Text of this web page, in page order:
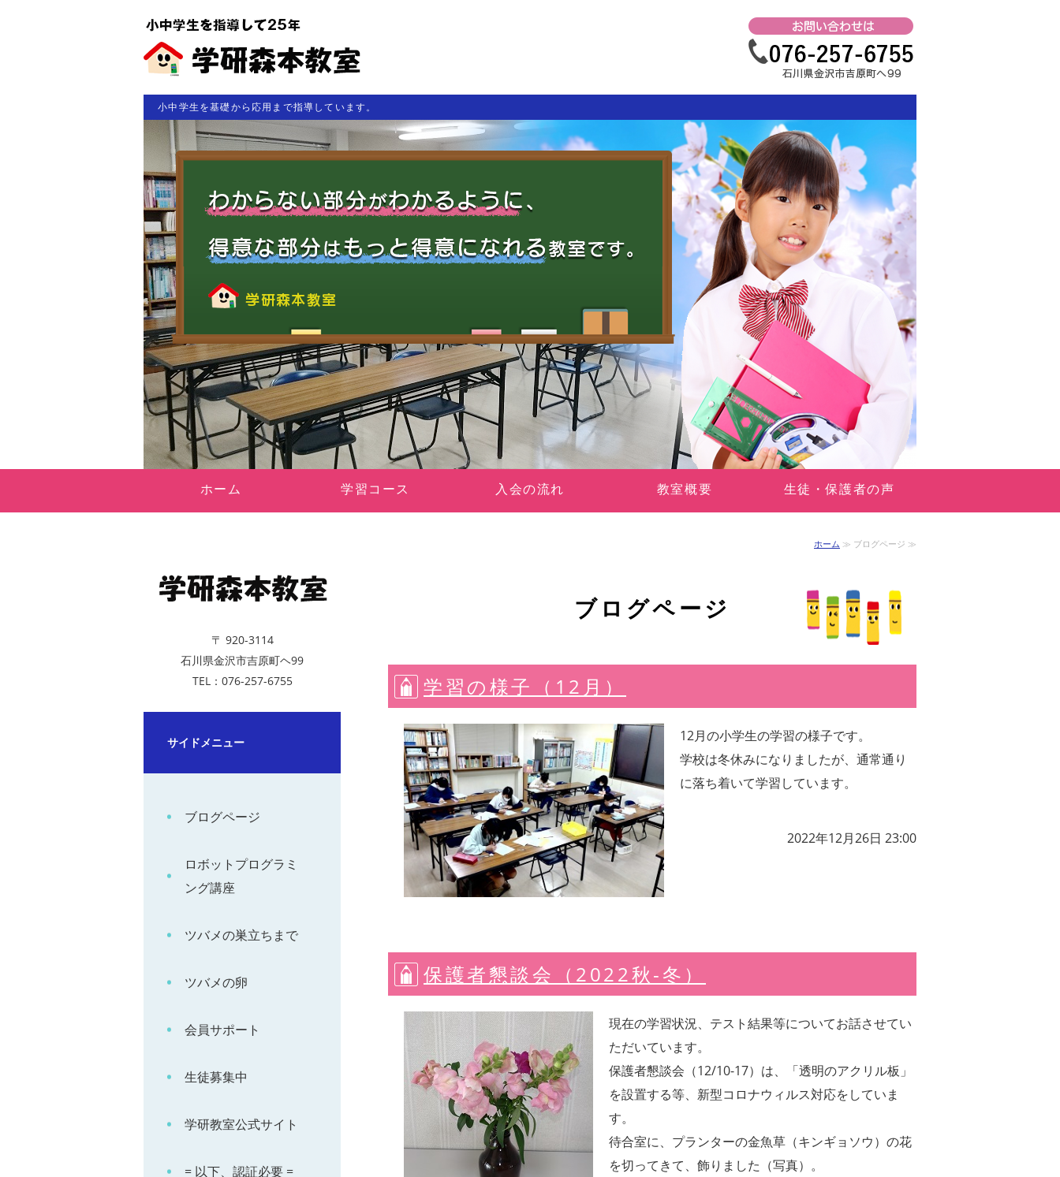
学研森本教室｜金沢市
小中学生を基礎から応用まで指導しています。
ホーム 学習コース 入会の流れ 教室概要 生徒・保護者の声
ホーム ≫ ブログページ ≫
ブログページ
学習の様子（12月）
12月の小学生の学習の様子です。
学校は冬休みになりましたが、通常通り
に落ち着いて学習しています。
2022年12月26日 23:00
保護者懇談会（2022秋-冬）
現在の学習状況、テスト結果等についてお話させてい
ただいています。
保護者懇談会（12/10-17）は、「透明のアクリル板」
を設置する等、新型コロナウィルス対応をしていま
す。
待合室に、プランターの金魚草（キンギョソウ）の花
を切ってきて、飾りました（写真）。
〒 920-3114
石川県金沢市吉原町ヘ99
TEL：076-257-6755
サイドメニュー
ブログページ
ロボットプログラミ
ング講座
ツバメの巣立ちまで
ツバメの卵
会員サポート
生徒募集中
学研教室公式サイト
= 以下、認証必要 =